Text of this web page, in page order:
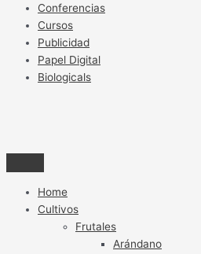
Conferencias
Cursos
Publicidad
Papel Digital
Biologicals
Home
Cultivos
Frutales
Arándano